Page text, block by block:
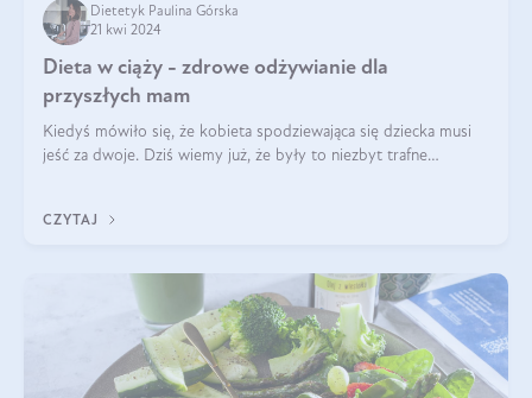
Dietetyk Paulina Górska
21 kwi 2024
Dieta w ciąży - zdrowe odżywianie dla
przyszłych mam
Kiedyś mówiło się, że kobieta spodziewająca się dziecka musi
jeść za dwoje. Dziś wiemy już, że były to niezbyt trafne
CZYTAJ